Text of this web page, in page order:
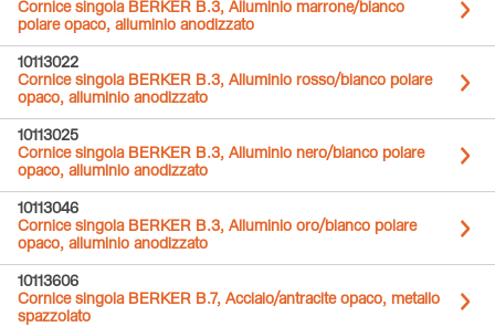
Cornice singola BERKER B.3, Alluminio marrone/bianco
polare opaco, alluminio anodizzato
10113022
Cornice singola BERKER B.3, Alluminio rosso/bianco polare
opaco, alluminio anodizzato
10113025
Cornice singola BERKER B.3, Alluminio nero/bianco polare
opaco, alluminio anodizzato
10113046
Cornice singola BERKER B.3, Alluminio oro/bianco polare
opaco, alluminio anodizzato
10113606
Cornice singola BERKER B.7, Acciaio/antracite opaco, metallo
spazzolato